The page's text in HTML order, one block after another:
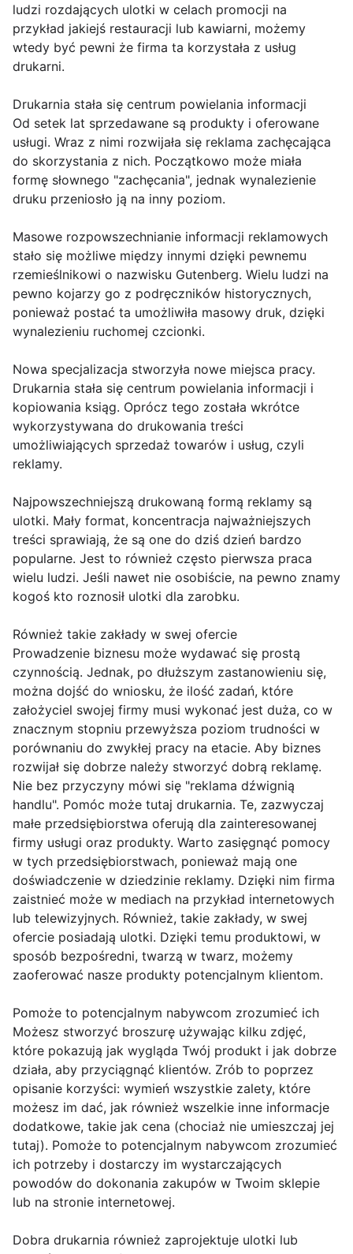
ludzi rozdających ulotki w celach promocji na
przykład jakiejś restauracji lub kawiarni, możemy
wtedy być pewni że firma ta korzystała z usług
drukarni.
Drukarnia stała się centrum powielania informacji
Od setek lat sprzedawane są produkty i oferowane
usługi. Wraz z nimi rozwijała się reklama zachęcająca
do skorzystania z nich. Początkowo może miała
formę słownego "zachęcania", jednak wynalezienie
druku przeniosło ją na inny poziom.
Masowe rozpowszechnianie informacji reklamowych
stało się możliwe między innymi dzięki pewnemu
rzemieślnikowi o nazwisku Gutenberg. Wielu ludzi na
pewno kojarzy go z podręczników historycznych,
ponieważ postać ta umożliwiła masowy druk, dzięki
wynalezieniu ruchomej czcionki.
Nowa specjalizacja stworzyła nowe miejsca pracy.
Drukarnia stała się centrum powielania informacji i
kopiowania ksiąg. Oprócz tego została wkrótce
wykorzystywana do drukowania treści
umożliwiających sprzedaż towarów i usług, czyli
reklamy.
Najpowszechniejszą drukowaną formą reklamy są
ulotki. Mały format, koncentracja najważniejszych
treści sprawiają, że są one do dziś dzień bardzo
popularne. Jest to również często pierwsza praca
wielu ludzi. Jeśli nawet nie osobiście, na pewno znamy
kogoś kto roznosił ulotki dla zarobku.
Również takie zakłady w swej ofercie
Prowadzenie biznesu może wydawać się prostą
czynnością. Jednak, po dłuższym zastanowieniu się,
można dojść do wniosku, że ilość zadań, które
założyciel swojej firmy musi wykonać jest duża, co w
znacznym stopniu przewyższa poziom trudności w
porównaniu do zwykłej pracy na etacie. Aby biznes
rozwijał się dobrze należy stworzyć dobrą reklamę.
Nie bez przyczyny mówi się "reklama dźwignią
handlu". Pomóc może tutaj drukarnia. Te, zazwyczaj
małe przedsiębiorstwa oferują dla zainteresowanej
firmy usługi oraz produkty. Warto zasięgnąć pomocy
w tych przedsiębiorstwach, ponieważ mają one
doświadczenie w dziedzinie reklamy. Dzięki nim firma
zaistnieć może w mediach na przykład internetowych
lub telewizyjnych. Również, takie zakłady, w swej
ofercie posiadają ulotki. Dzięki temu produktowi, w
sposób bezpośredni, twarzą w twarz, możemy
zaoferować nasze produkty potencjalnym klientom.
Pomoże to potencjalnym nabywcom zrozumieć ich
Możesz stworzyć broszurę używając kilku zdjęć,
które pokazują jak wygląda Twój produkt i jak dobrze
działa, aby przyciągnąć klientów. Zrób to poprzez
opisanie korzyści: wymień wszystkie zalety, które
możesz im dać, jak również wszelkie inne informacje
dodatkowe, takie jak cena (chociaż nie umieszczaj jej
tutaj). Pomoże to potencjalnym nabywcom zrozumieć
ich potrzeby i dostarczy im wystarczających
powodów do dokonania zakupów w Twoim sklepie
lub na stronie internetowej.
Dobra drukarnia również zaprojektuje ulotki lub